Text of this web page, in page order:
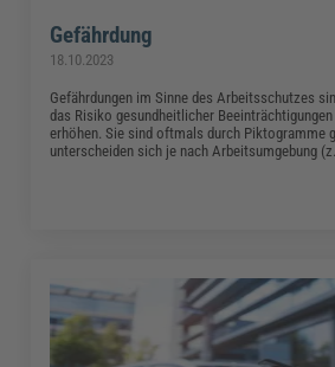
Gefährdung
18.10.2023
Gefährdungen im Sinne des Arbeitsschutzes
das Risiko gesundheitlicher
erhöhen. Sie sind oftmals durch Piktogramme
unterscheiden sich je nach Arbeitsumgebung